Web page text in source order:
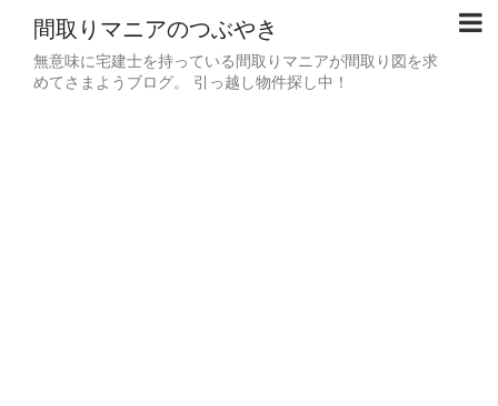
間取りマニアのつぶやき
無意味に宅建士を持っている間取りマニアが間取り図を求
めてさまようブログ。 引っ越し物件探し中！